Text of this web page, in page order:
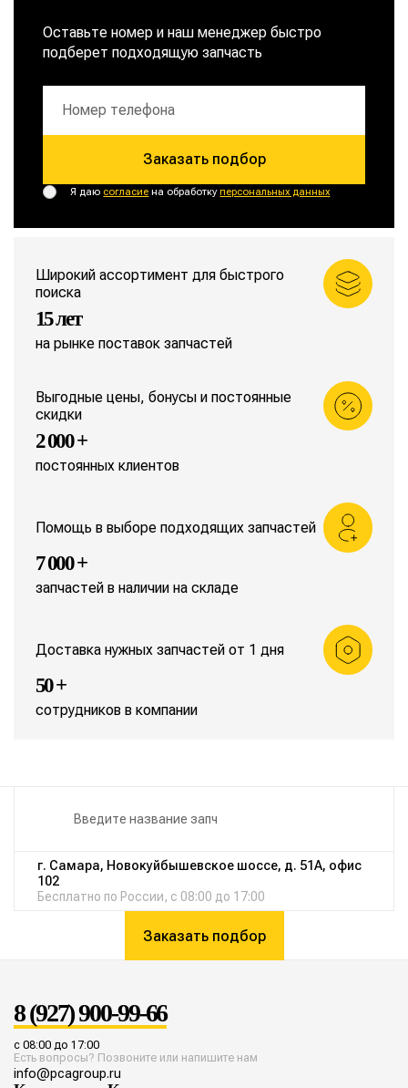
Оставьте номер и наш менеджер быстро
подберет подходящую запчасть
Заказать подбор
Я даю согласие на обработкуперсональных данных
Широкий ассортимент для быстрого
поиска
15 лет
на рынке поставок запчастей
Выгодные цены, бонусы и постоянные
скидки
2 000 +
постоянных клиентов
Помощь в выборе подходящих запчастей
7 000 +
запчастей в наличии на складе
Доставка нужных запчастей от 1 дня
50 +
сотрудников в компании
г. Самара, Новокуйбышевское шоссе, д. 51А, офис
102
Бесплатно по России, с 08:00 до 17:00
Заказать подбор
8 (927) 900-99-66
с 08:00 до 17:00
Есть вопросы? Позвоните или напишите нам
info@pcagroup.ru